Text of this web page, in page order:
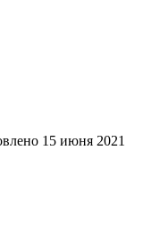
15 июня 2021